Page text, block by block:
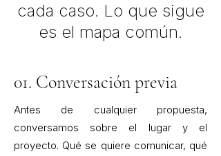
cada caso. Lo que sigue
es el mapa común.
01. Conversación previa
Antes de cualquier propuesta,
conversamos sobre el lugar y el
proyecto. Qué se quiere comunicar, qué